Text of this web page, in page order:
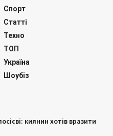
Спорт
Статті
Техно
ТОП
Україна
Шоубіз
киянин хотів вразити